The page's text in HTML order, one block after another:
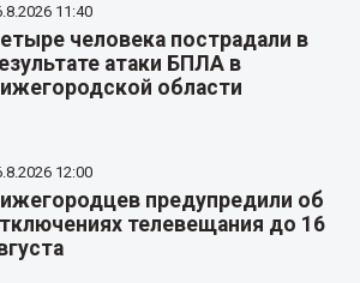
11:40
человека пострадали в
атаки БПЛА в
области
12:00
предупредили об
телевещания до 16